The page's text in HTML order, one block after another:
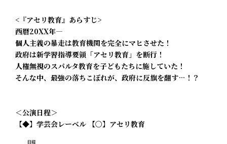
<『アセリ教育』あらすじ>
西暦20XX年―
個人主義の暴走は教育機関を完全にマヒさせた！
政府は新学習指導要領「アセリ教育」を断行！
人権無視のスパルタ教育を子どもたちに施していた！
そんな中、最強の落ちこぼれが、政府に反旗を翻す…！？
＜公演日程＞
【◆】学芸会レーベル 【〇】アセリ教育